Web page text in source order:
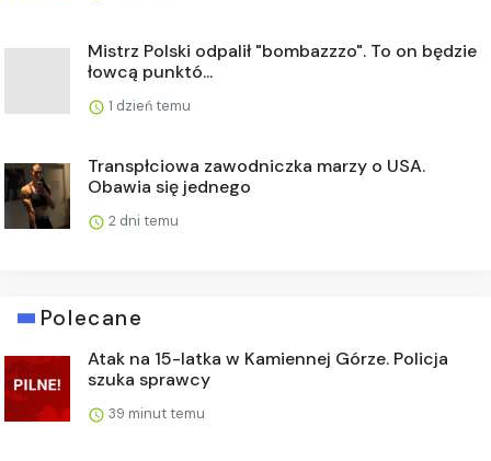
Mistrz Polski odpalił "bombazzzo". To on będzie
łowcą punktó...
1 dzień temu
Transpłciowa zawodniczka marzy o USA.
Obawia się jednego
2 dni temu
Polecane
Atak na 15-latka w Kamiennej Górze. Policja
szuka sprawcy
39 minut temu